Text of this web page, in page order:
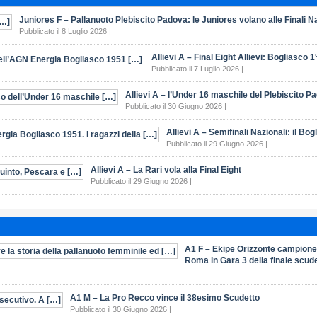
Juniores F – Pallanuoto Plebiscito Padova: le Juniores volano alle Finali
Pubblicato il 8 Luglio 2026 |
Allievi A – Final Eight Allievi: Bogliasco
Pubblicato il 7 Luglio 2026 |
Allievi A – l’Under 16 maschile del Plebiscito
Pubblicato il 30 Giugno 2026 |
Allievi A – Semifinali Nazionali: il
Pubblicato il 29 Giugno 2026 |
Allievi A – La Rari vola alla Final Eight
Pubblicato il 29 Giugno 2026 |
A1 F – Ekipe Orizzonte
Roma in Gara 3 della finale
A1 M – La Pro Recco vince il 38esimo Scudetto
Pubblicato il 30 Giugno 2026 |